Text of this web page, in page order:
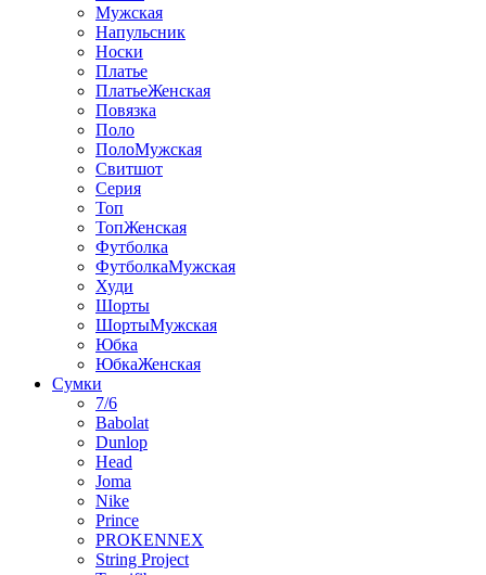
Мужская
Напульсник
Носки
Платье
ПлатьеЖенская
Повязка
Поло
ПолоМужская
Свитшот
Серия
Топ
ТопЖенская
Футболка
ФутболкаМужская
Худи
Шорты
ШортыМужская
Юбка
ЮбкаЖенская
Сумки
7/6
Babolat
Dunlop
Head
Joma
Nike
Prince
PROKENNEX
String Project